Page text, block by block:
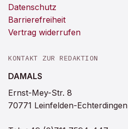
Datenschutz
Barrierefreiheit
Vertrag widerrufen
KONTAKT ZUR REDAKTION
DAMALS
Ernst-Mey-Str. 8
70771 Leinfelden-Echterdingen